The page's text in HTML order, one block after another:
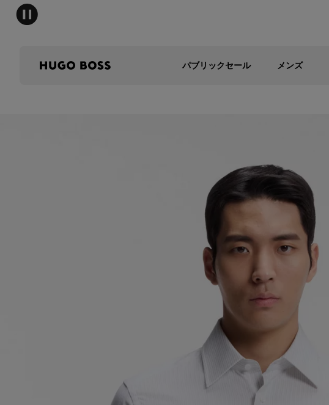
パブリックセール メンズ